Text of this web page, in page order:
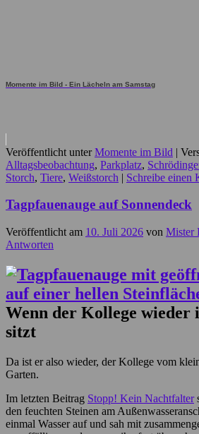
Momente im Bild - Ein Lächeln am Samstag
Veröffentlicht unter Momente im Bild |
Alltagsbeobachtung, Parkplatz,
Storch, Tiere, Weißstorch | Schreibe einen
Tagpfauenauge auf Sonnendeck
Veröffentlicht am 10. Juli 2026 von Mister
Antworten
Wenn der Kollege wieder
sitzt
Da ist er also wieder, der Kollege vom
Garten.
Im letzten Beitrag Stopp! Kein Nachtfalter
den feuchten Steinen am
einmal Wasser auf und sah mit